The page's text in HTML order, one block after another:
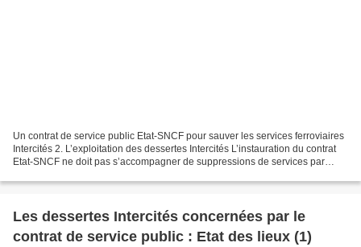
Un contrat de service public Etat-SNCF pour sauver les services ferroviaires
Intercités 2. L’exploitation des dessertes Intercités L’instauration du contrat
Etat-SNCF ne doit pas s’accompagner de suppressions de services par
Les dessertes Intercités concernées par le
contrat de service public : Etat des lieux (1)